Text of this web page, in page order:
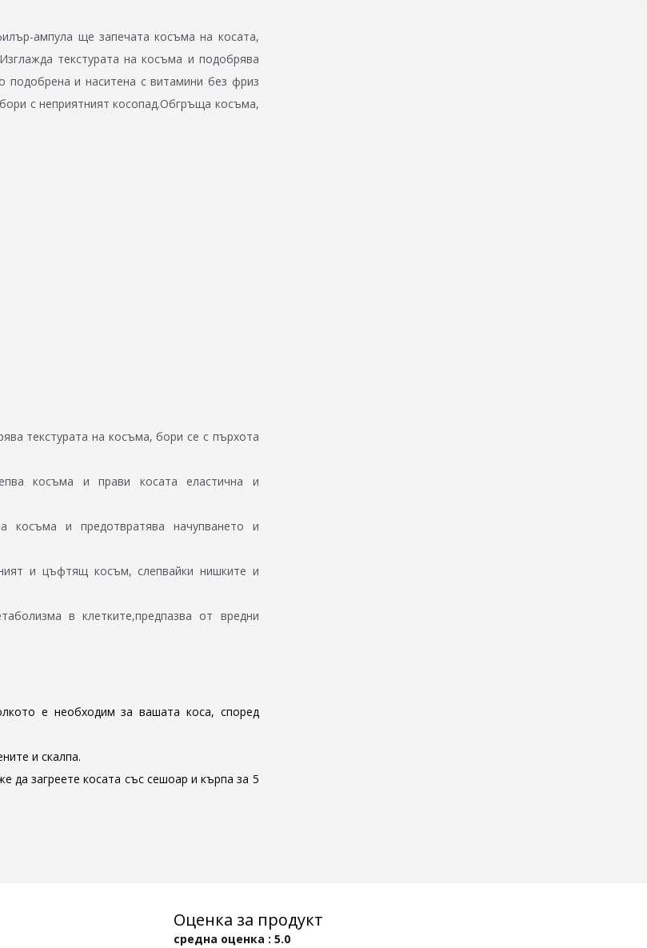
ампула ще запечата косъма на косата,
текстурата на косъма и подобрява
подобрена и наситена с витамини без фриз
с неприятният косопад.Обгръща косъма,
текстурата на косъма, бори се с пърхота
косъма и прави косата еластична и
косъма и предотвратява начупването и
и цъфтящ косъм, слепвайки нишките и
в клетките,предпазва от вредни
е необходим за вашата коса, според
и скалпа.
да загреете косата със сешоар и кърпа за 5
Оценка за продукт
средна оценка : 5.0